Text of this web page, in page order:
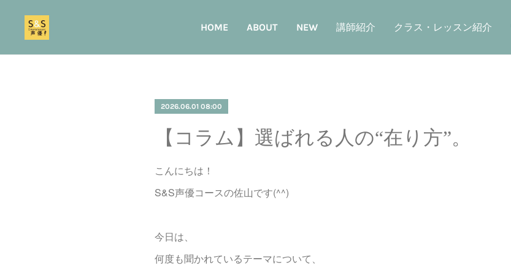
HOME ABOUT NEW 講師紹介 クラス・レッスン紹介
2026.06.01 08:00
【コラム】選ばれる人の“在り方”。
こんにちは！
S&S声優コースの佐山です(^^)
今日は、
何度も聞かれているテーマについて、